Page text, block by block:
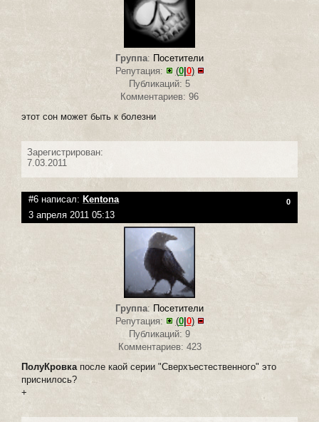
Группа: Посетители
Репутация:
(0| 0)
Публикаций: 5
Комментариев: 96
этот сон может быть к болезни
Зарегистрирован:
7.03.2011
#6 написал: Kentona 0
3 апреля 2011 05:13
Группа: Посетители
Репутация:
(0| 0)
Публикаций: 9
Комментариев: 423
ПолуКровкапосле каой серии "Сверхъестественного" это
приснилось?
+